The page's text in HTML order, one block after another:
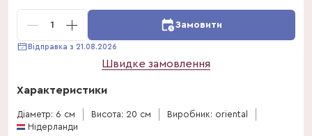
1 Замовити
Відправка з 21.08.2026
Швидке замовлення
Характеристики
Діаметр: 6 см Висота: 20 см
Виробник: oriental
Нідерланди